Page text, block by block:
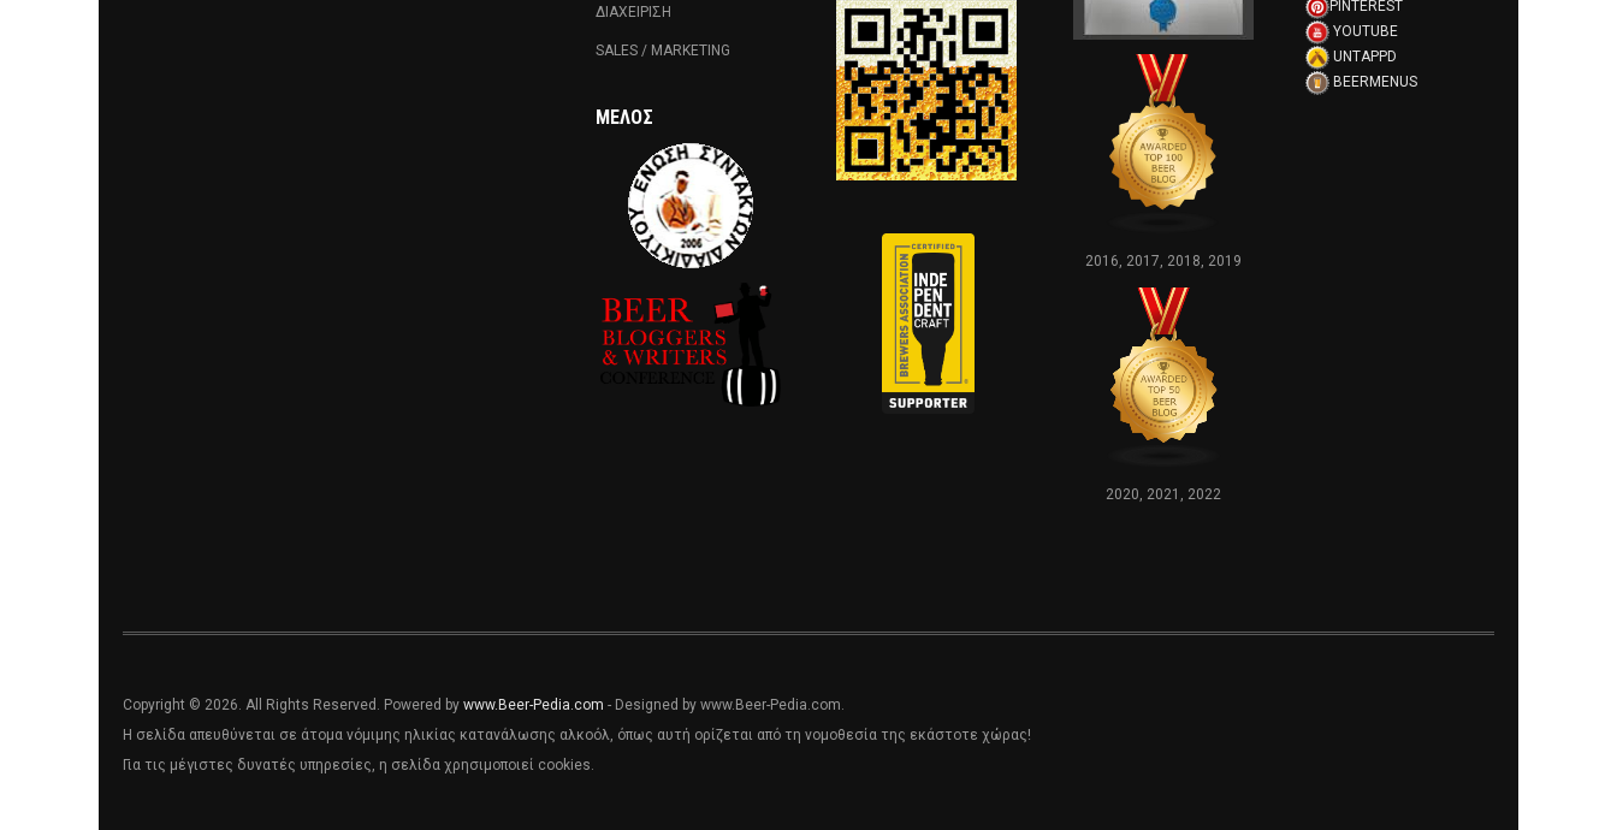
ΔΙΑΧΕΙΡΙΣΗ
SALES / MARKETING
ΜΈΛΟΣ
2016, 2017, 2018, 2019
2020, 2021, 2022
PINTEREST
YOUTUBE
UNTAPPD
BEERMENUS
Copyright © 2026. All Rights Reserved. Powered by www.Beer-Pedia.com - Designed by www.Beer-Pedia.com.
Η σελίδα απευθύνεται σε άτομα νόμιμης ηλικίας κατανάλωσης αλκοόλ, όπως αυτή ορίζεται από τη νομοθεσία της εκάστοτε χώρας!
Για τις μέγιστες δυνατές υπηρεσίες, η σελίδα χρησιμοποιεί cookies.